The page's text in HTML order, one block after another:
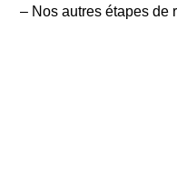
– Nos autres étapes de